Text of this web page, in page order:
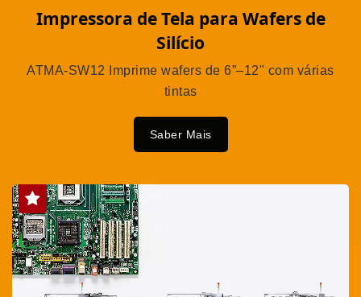
Impressora de Tela para Wafers de
Silício
ATMA-SW12 Imprime wafers de 6”–12" com várias
tintas
Saber Mais